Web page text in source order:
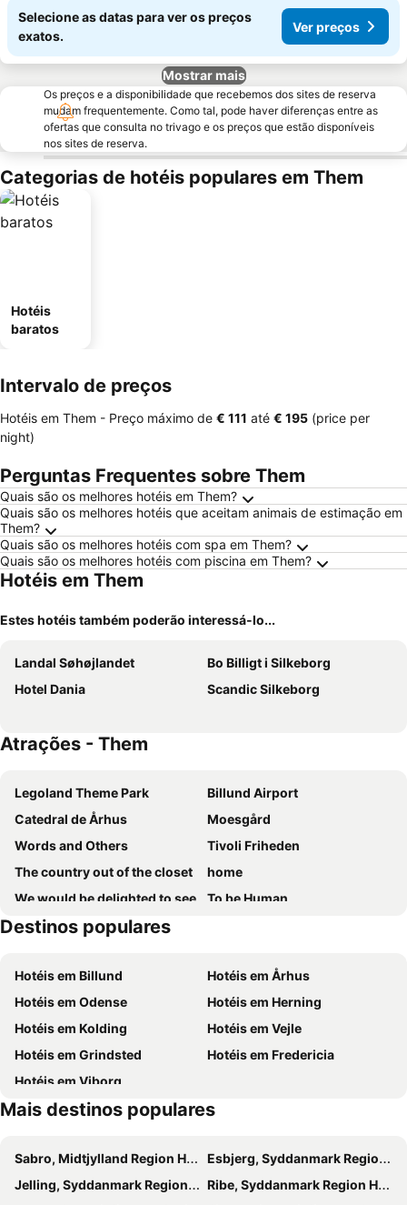
Selecione as datas para ver os preços
exatos.
Ver preços
Mostrar mais
Os preços e a disponibilidade que recebemos dos sites de reserva
mudam frequentemente. Como tal, pode haver diferenças entre as
ofertas que consulta no trivago e os preços que estão disponíveis
nos sites de reserva.
Categorias de hotéis populares em Them
Hotéis
baratos
Intervalo de preços
Hotéis em Them - Preço máximo de ‎€ 111 até ‎€ 195 (price per
night)
Perguntas Frequentes sobre Them
Quais são os melhores hotéis em Them?
Quais são os melhores hotéis que aceitam animais de estimação em
Them?
Quais são os melhores hotéis com spa em Them?
Quais são os melhores hotéis com piscina em Them?
Hotéis em Them
Estes hotéis também poderão interessá-lo...
Landal Søhøjlandet
Bo Billigt i Silkeborg
Hotel Dania
Scandic Silkeborg
Atrações - Them
Legoland Theme Park
Billund Airport
Catedral de Århus
Moesgård
Words and Others
Tivoli Friheden
The country out of the closet
home
We would be delighted to see
To be Human
Theater in movement - People and Puppets on Stage
Graphic metamorphosis
Skejby Centret
Hi Tools & Hardware
Hi Woodtech
City Vest
Aarhus Festival
Umbrako DK Festival
Food Expo
Destinos populares
Hotéis em Billund
Hotéis em Århus
Hotéis em Odense
Hotéis em Herning
Hotéis em Kolding
Hotéis em Vejle
Hotéis em Grindsted
Hotéis em Fredericia
Hotéis em Viborg
Mais destinos populares
Sabro, Midtjylland Region Hotéis
Esbjerg, Syddanmark Region Hotéis
Jelling, Syddanmark Region Hotéis
Ribe, Syddanmark Region Hotéis